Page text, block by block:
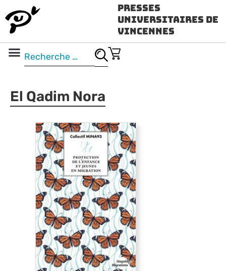
Presses
Universitaires de
Vincennes
El Qadim Nora